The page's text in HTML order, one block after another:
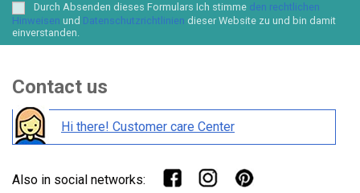
Durch Absenden dieses Formulars Ich stimme den rechtlichen
Hinweisen und Datenschutzrichtlinien dieser Website zu und bin damit
einverstanden.
Contact us
Hi there! Customer care Center
Also in social networks: